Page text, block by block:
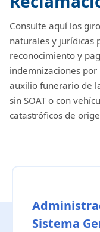
Consulte aquí los
naturales y jurídicas
reconocimiento y
indemnizaciones
auxilio funerario de
sin SOAT o con
catastróficos de
Sistema